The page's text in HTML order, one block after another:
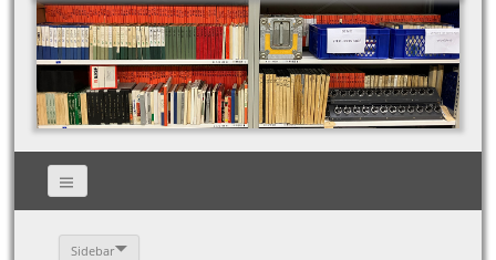
Sidebar